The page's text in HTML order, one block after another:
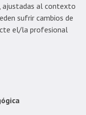
ajustadas al contexto
sufrir cambios de
el/la profesional